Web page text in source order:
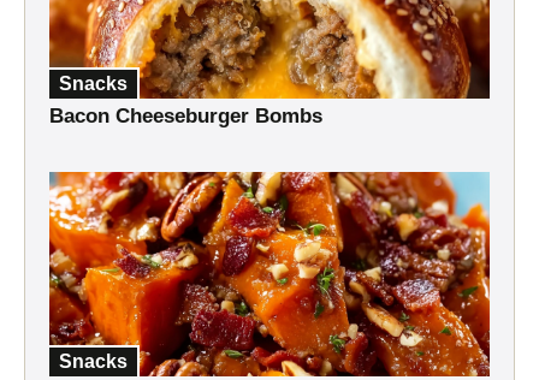
Snacks
Bacon Cheeseburger Bombs
Snacks